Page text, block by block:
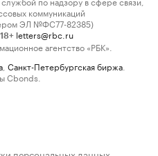
коммуникаций
ЭЛ №ФС77-82385)
18+ letters@rbc.ru
агентство «РБК».
Санкт-Петербургская биржа
Cbonds.